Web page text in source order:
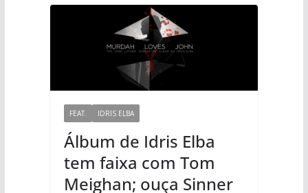
FEAT. IDRIS ELBA
Álbum de Idris Elba
tem faixa com Tom
Meighan; ouça Sinner